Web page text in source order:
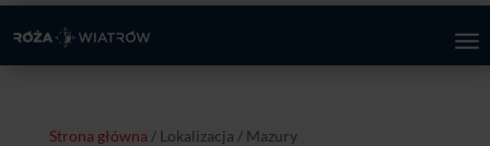
Strona główna / Lokalizacja / Mazury